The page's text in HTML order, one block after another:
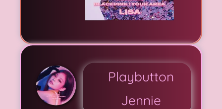
Playbutton
Jennie